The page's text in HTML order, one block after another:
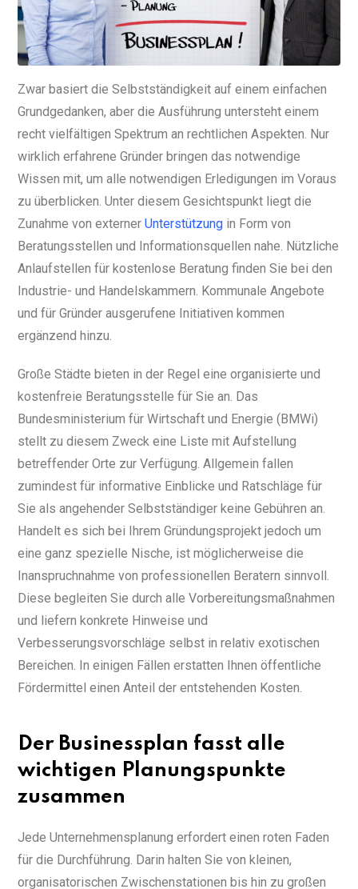
Zwar basiert die Selbstständigkeit auf einem einfachen
Grundgedanken, aber die Ausführung untersteht einem
recht vielfältigen Spektrum an rechtlichen Aspekten. Nur
wirklich erfahrene Gründer bringen das notwendige
Wissen mit, um alle notwendigen Erledigungen im Voraus
zu überblicken. Unter diesem Gesichtspunkt liegt die
Zunahme von externer Unterstützung in Form von
Beratungsstellen und Informationsquellen nahe. Nützliche
Anlaufstellen für kostenlose Beratung finden Sie bei den
Industrie- und Handelskammern. Kommunale Angebote
und für Gründer ausgerufene Initiativen kommen
ergänzend hinzu.
Große Städte bieten in der Regel eine organisierte und
kostenfreie Beratungsstelle für Sie an. Das
Bundesministerium für Wirtschaft und Energie (BMWi)
stellt zu diesem Zweck eine Liste mit Aufstellung
betreffender Orte zur Verfügung. Allgemein fallen
zumindest für informative Einblicke und Ratschläge für
Sie als angehender Selbstständiger keine Gebühren an.
Handelt es sich bei Ihrem Gründungsprojekt jedoch um
eine ganz spezielle Nische, ist möglicherweise die
Inanspruchnahme von professionellen Beratern sinnvoll.
Diese begleiten Sie durch alle Vorbereitungsmaßnahmen
und liefern konkrete Hinweise und
Verbesserungsvorschläge selbst in relativ exotischen
Bereichen. In einigen Fällen erstatten Ihnen öffentliche
Fördermittel einen Anteil der entstehenden Kosten.
Der Businessplan fasst alle
wichtigen Planungspunkte
zusammen
Jede Unternehmensplanung erfordert einen roten Faden
für die Durchführung. Darin halten Sie von kleinen,
organisatorischen Zwischenstationen bis hin zu großen